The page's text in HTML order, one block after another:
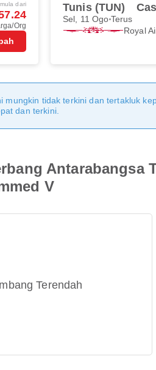
dari
Org
Tunis (TUN)
Sel, 11 Ogo Terus
Royal
tidak terkini dan tertakluk
dan terkini.
Antarabangsa
V
Terendah